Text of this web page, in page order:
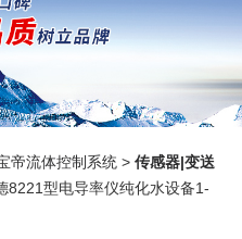
帝流体控制系统 >传感器|变送
8221型电导率仪纯化水设备1-